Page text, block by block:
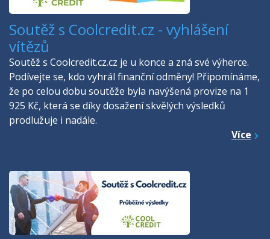
Soutěž s Coolcredit.cz - vyhlášení
vítězů
Soutěž s Coolcredit.cz.cz je u konce a zná své výherce.
Podívejte se, kdo vyhrál finanční odměny! Připomínáme,
že po celou dobu soutěže byla navýšená provize na 1
925 Kč, která se díky dosažení skvělých výsledků
prodlužuje i nadále.
Více